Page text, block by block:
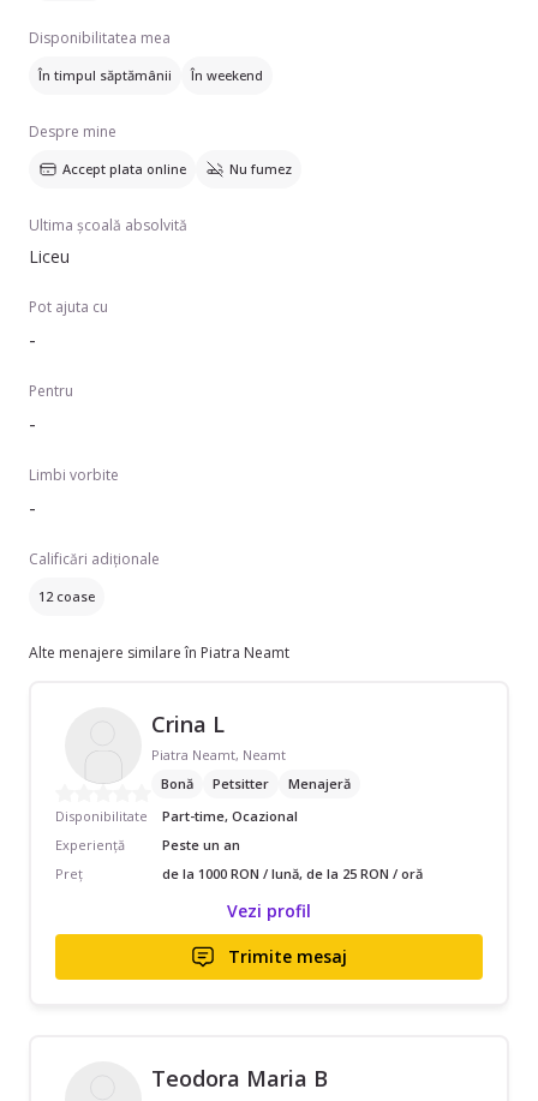
Dacă aveți nevoie de un ajutor de încredere, nu ezitați să mă
contactați.
Disponibilitatea mea
În timpul săptămânii În weekend
Despre mine
Accept plata online Nu fumez
Ultima școală absolvită
Liceu
Pot ajuta cu
-
Pentru
-
Limbi vorbite
-
Calificări adiționale
12 coase
Alte menajere similare în Piatra Neamt
Crina L
Piatra Neamt, Neamt
Bonă
Petsitter
Menajeră
Disponibilitate
Part-time, Ocazional
Experiență
Peste un an
Preț
de la 1000 RON / lună, de la 25 RON / oră
Vezi profil
Trimite mesaj
Teodora Maria B